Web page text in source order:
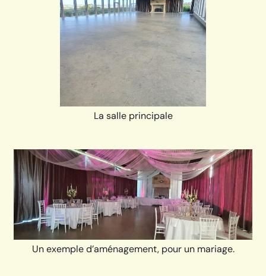
La salle principale
Un exemple d’aménagement, pour un mariage.